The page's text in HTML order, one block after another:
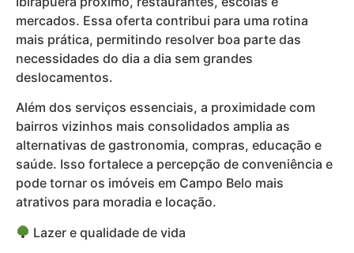
mercados. Essa oferta contribui para uma rotina
mais prática, permitindo resolver boa parte das
necessidades do dia a dia sem grandes
deslocamentos.
Além dos serviços essenciais, a proximidade com
bairros vizinhos mais consolidados amplia as
alternativas de gastronomia, compras, educação e
saúde. Isso fortalece a percepção de conveniência e
pode tornar os imóveis em Campo Belo mais
atrativos para moradia e locação.
Lazer e qualidade de vida